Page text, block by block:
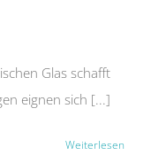
Glas schafft
eignen sich [...]
Weiterlesen